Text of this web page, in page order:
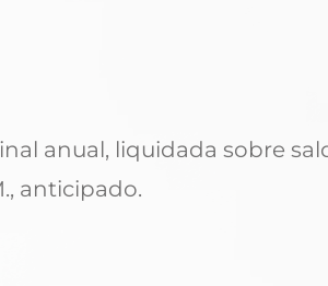
anual, liquidada sobre
anticipado.